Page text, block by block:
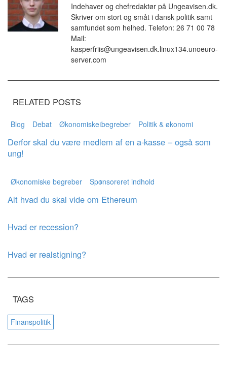
Indehaver og chefredaktør på Ungeavisen.dk.
Skriver om stort og småt i dansk politik samt
samfundet som helhed. Telefon: 26 71 00 78
Mail:
kasperfriis@ungeavisen.dk.linux134.unoeuro-
server.com
RELATED POSTS
Blog Debat Økonomiske begreber Politik & økonomi
Derfor skal du være medlem af en a-kasse – også som
ung!
Økonomiske begreber Sponsoreret indhold
Alt hvad du skal vide om Ethereum
Hvad er recession?
Hvad er realstigning?
TAGS
Finanspolitik